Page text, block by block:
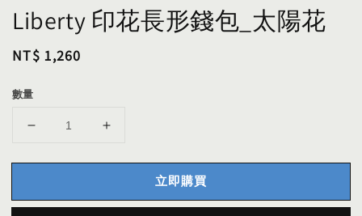
Liberty 印花長形錢包_太陽花
Regular
NT$ 1,260
數量
立即購買